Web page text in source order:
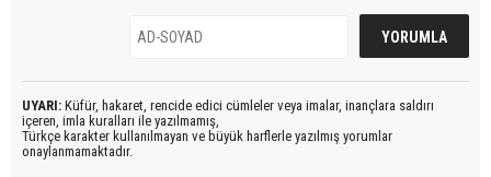
UYARI: Küfür, hakaret, rencide edici cümleler veya imalar, inançlara saldırı
içeren, imla kuralları ile yazılmamış,
Türkçe karakter kullanılmayan ve büyük harflerle yazılmış yorumlar
onaylanmamaktadır.